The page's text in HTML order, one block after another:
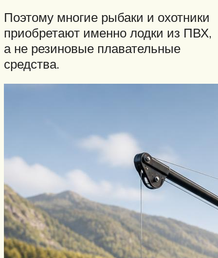
Поэтому многие рыбаки и охотники
приобретают именно лодки из ПВХ,
а не резиновые плавательные
средства.